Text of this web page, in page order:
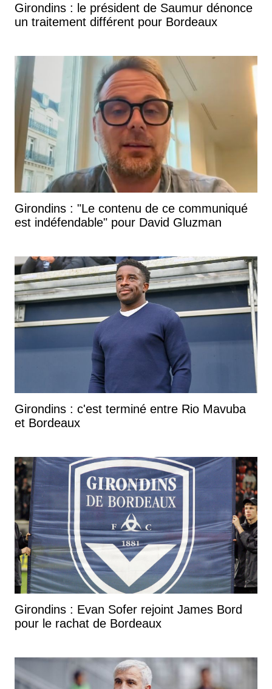
Girondins : le président de Saumur dénonce
un traitement différent pour Bordeaux
Girondins : "Le contenu de ce communiqué
est indéfendable" pour David Gluzman
Girondins : c'est terminé entre Rio Mavuba
et Bordeaux
Girondins : Evan Sofer rejoint James Bord
pour le rachat de Bordeaux